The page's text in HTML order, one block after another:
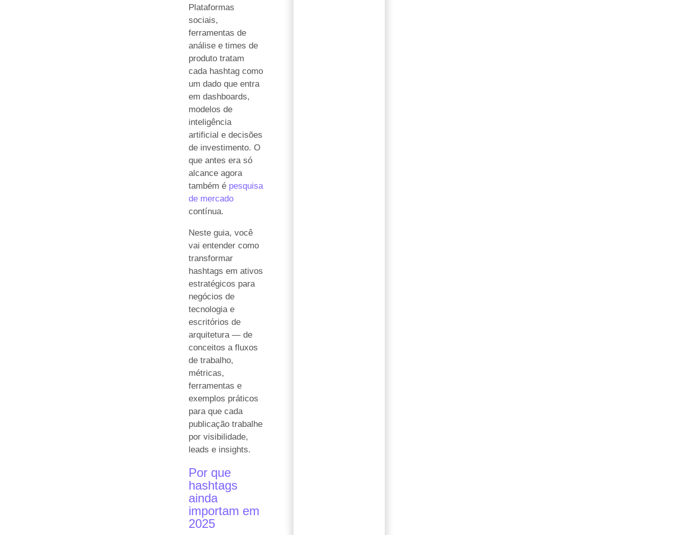
Plataformas
sociais,
ferramentas de
análise e times de
produto tratam
cada hashtag como
um dado que entra
em dashboards,
modelos de
inteligência
artificial e decisões
de investimento. O
que antes era só
alcance agora
também é pesquisa
de mercado
contínua.
Neste guia, você
vai entender como
transformar
hashtags em ativos
estratégicos para
negócios de
tecnologia e
escritórios de
arquitetura — de
conceitos a fluxos
de trabalho,
métricas,
ferramentas e
exemplos práticos
para que cada
publicação trabalhe
por visibilidade,
leads e insights.
Por que
hashtags
ainda
importam em
2025